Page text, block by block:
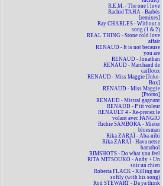
R.E.M. - The one I love
Rachid TAHA - Barbès
[remixes]
Ray CHARLES - Without a
song (1 & 2)
REAL THING - Stone cold love
affair
RENAUD - It is not because
you are
RENAUD - Jonathan
RENAUD - Marchand de
cailloux
RENAUD - Miss Maggie [Juke-
Box]
RENAUD - Miss Maggie
[Promo]
RENAUD - Mistral gagnant
RENAUD - P'tit voleur
RENAULT 4 - Re-prenez le
volant avec FANGIO
Richie SAMBORA - Mister
bluesman
Rika ZARAÏ - Aba-nibi
Rika ZARAÏ - Hava netse
bamahol
RIMSHOTS - Do what you feel
RITA MITSOUKO - Andy + Un
soir un chien
Roberta FLACK - Killing me
softly (with his song)
Rod STEWART - Da ya think